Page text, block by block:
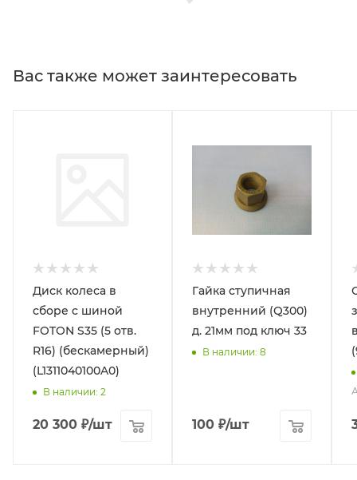
Вас также может заинтересовать
Диск колеса в
сборе с шиной
FOTON S35 (5 отв.
R16) (бескамерный)
(L1311040100A0)
В наличии: 2
20 300 ₽/шт
Гайка ступичная
внутренний (Q300)
д. 21мм под ключ 33
В наличии: 8
100 ₽/шт